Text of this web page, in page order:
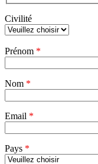
Civilité
laisser
vide.
Prénom *
Nom *
Email *
Pays *